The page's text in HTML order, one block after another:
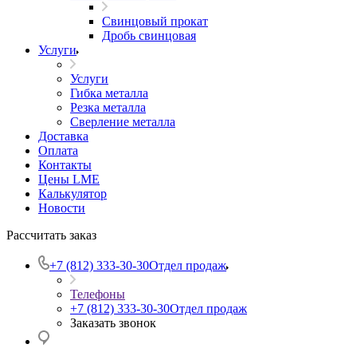
Свинцовый прокат
Дробь свинцовая
Услуги
Услуги
Гибка металла
Резка металла
Сверление металла
Доставка
Оплата
Контакты
Цены LME
Калькулятор
Новости
Рассчитать заказ
+7 (812) 333-30-30Отдел продаж
Телефоны
+7 (812) 333-30-30Отдел продаж
Заказать звонок